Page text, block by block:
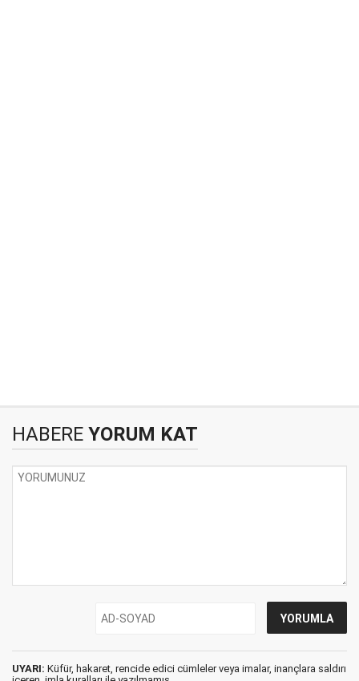
HABERE YORUM KAT
UYARI: Küfür, hakaret, rencide edici cümleler veya imalar, inançlara saldırı